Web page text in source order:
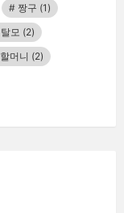
짱구 (1)
탈모 (2)
할머니 (2)